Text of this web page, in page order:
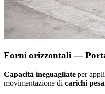
Forni orizzontali —
Capacità ineguagliate per
movimentazione di carichi